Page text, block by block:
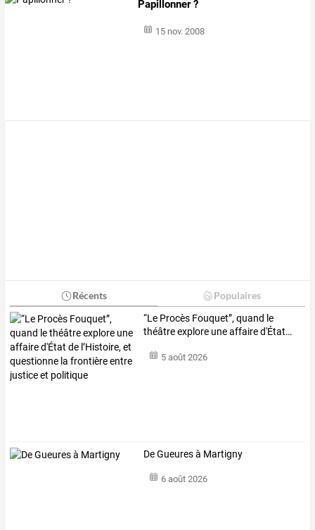
Papillonner ?
15 nov. 2008
Récents Populaires
“Le Procès Fouquet”, quand le
théâtreexplore uneaffaired'État…
5 août 2026
De Gueures à Martigny
6 août 2026